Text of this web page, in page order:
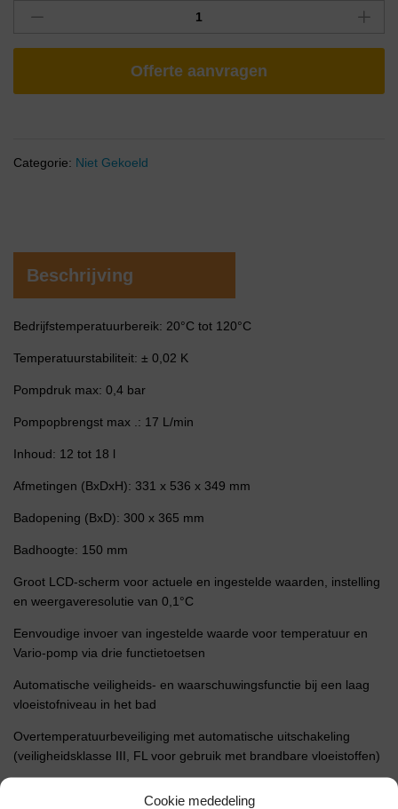
Cookie mededeling
Offerte aanvragen
Categorie: Niet Gekoeld
Beschrijving
Bedrijfstemperatuurbereik: 20°C tot 120°C
Temperatuurstabiliteit: ± 0,02 K
Pompdruk max: 0,4 bar
Pompopbrengst max .: 17 L/min
Inhoud: 12 tot 18 l
Afmetingen (BxDxH): 331 x 536 x 349 mm
Badopening (BxD): 300 x 365 mm
Badhoogte: 150 mm
Groot LCD-scherm voor actuele en ingestelde waarden, instelling
en weergaveresolutie van 0,1°C
Eenvoudige invoer van ingestelde waarde voor temperatuur en
Vario-pomp via drie functietoetsen
Automatische veiligheids- en waarschuwingsfunctie bij een laag
vloeistofniveau in het bad
Overtemperatuurbeveiliging met automatische uitschakeling
(veiligheidsklasse III, FL voor gebruik met brandbare vloeistoffen)